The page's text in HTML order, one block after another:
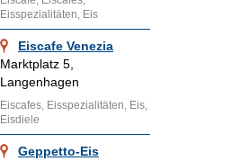
Eisspezialitäten, Eis
Eiscafe Venezia
Marktplatz 5,
Langenhagen
Eiscafes, Eisspezialitäten, Eis,
Eisdiele
Geppetto-Eis